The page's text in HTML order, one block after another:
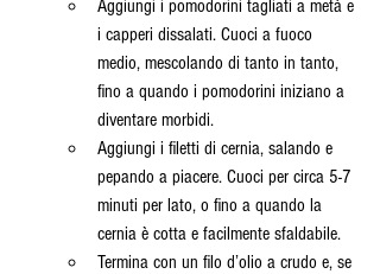
Aggiungi i pomodorini tagliati a metà e
i capperi dissalati. Cuoci a fuoco
medio, mescolando di tanto in tanto,
fino a quando i pomodorini iniziano a
diventare morbidi.
Aggiungi i filetti di cernia, salando e
pepando a piacere. Cuoci per circa 5-7
minuti per lato, o fino a quando la
cernia è cotta e facilmente sfaldabile.
Termina con un filo d’olio a crudo e, se